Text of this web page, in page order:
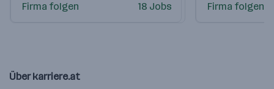
Firma folgen 18 Jobs
Firma folgen
Über karriere.at